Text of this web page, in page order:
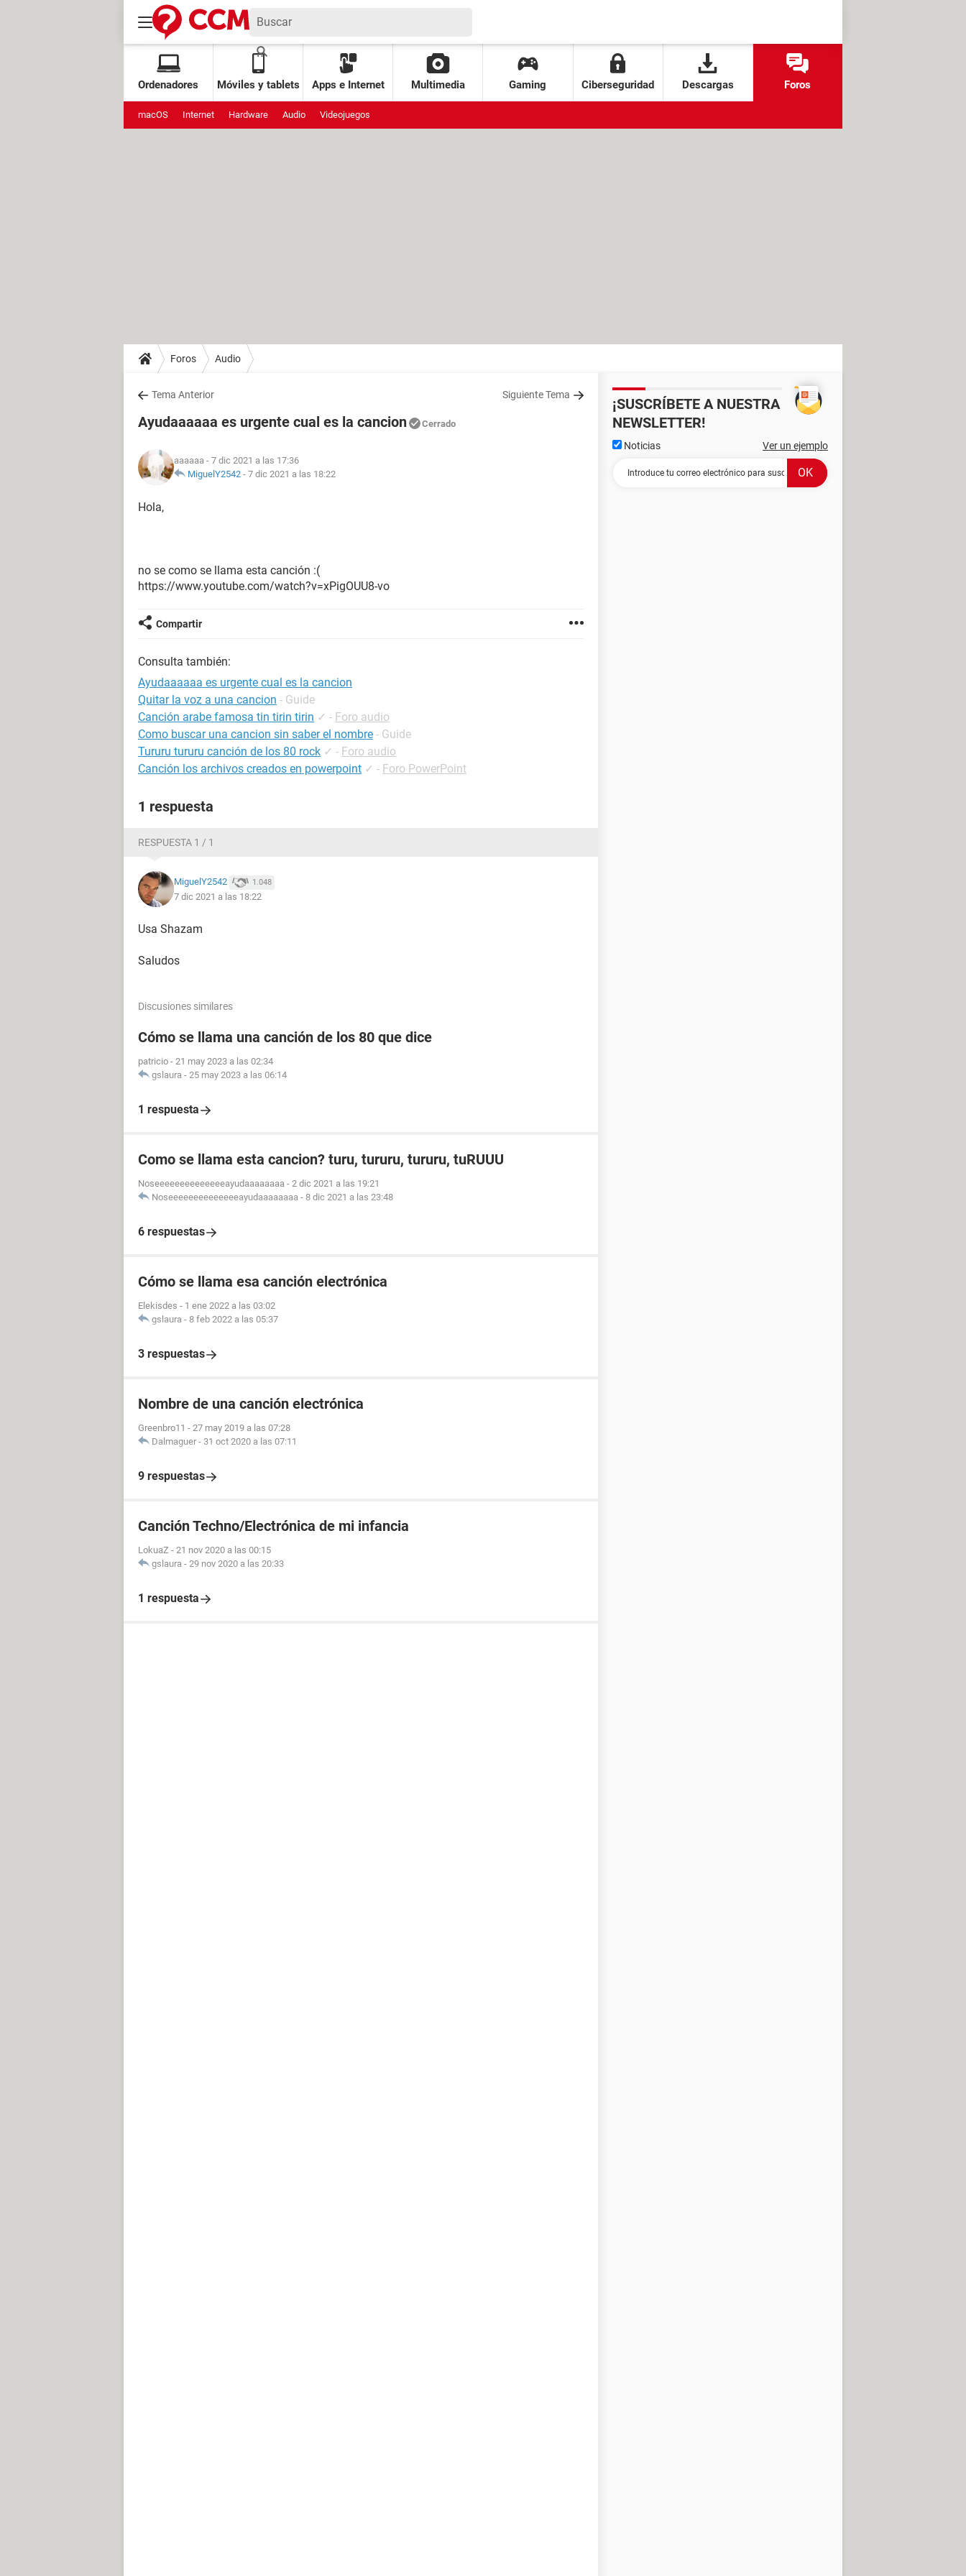
Ordenadores Móviles y tablets Apps e Internet Multimedia Gaming Ciberseguridad Descargas Foros
macOS Internet Hardware Audio Videojuegos
Foros Audio
Tema Anterior Siguiente Tema
Ayudaaaaaa es urgente cual es la cancion Cerrado
aaaaaa - 7 dic 2021 a las 17:36
MiguelY2542 - 7 dic 2021 a las 18:22
Hola,
no se como se llama esta canción :(
https://www.youtube.com/watch?v=xPigOUU8-vo
Compartir
Consulta también:
Ayudaaaaaa es urgente cual es la cancion
Quitar la voz a una cancion - Guide
Canción arabe famosa tin tirin tirin ✓ - Foro audio
Como buscar una cancion sin saber el nombre - Guide
Tururu tururu canción de los 80 rock ✓ - Foro audio
Canción los archivos creados en powerpoint ✓ - Foro PowerPoint
1 respuesta
RESPUESTA 1 / 1
MiguelY2542 1.048
7 dic 2021 a las 18:22
Usa Shazam
Saludos
Discusiones similares
Cómo se llama una canción de los 80 que dice
patricio - 21 may 2023 a las 02:34
gslaura - 25 may 2023 a las 06:14
1 respuesta
Como se llama esta cancion? turu, tururu, tururu, tuRUUU
Noseeeeeeeeeeeeeeayudaaaaaaaa - 2 dic 2021 a las 19:21
Noseeeeeeeeeeeeeeayudaaaaaaaa - 8 dic 2021 a las 23:48
6 respuestas
Cómo se llama esa canción electrónica
Elekisdes - 1 ene 2022 a las 03:02
gslaura - 8 feb 2022 a las 05:37
3 respuestas
Nombre de una canción electrónica
Greenbro11 - 27 may 2019 a las 07:28
Dalmaguer - 31 oct 2020 a las 07:11
9 respuestas
Canción Techno/Electrónica de mi infancia
LokuaZ - 21 nov 2020 a las 00:15
gslaura - 29 nov 2020 a las 20:33
1 respuesta
¡SUSCRÍBETE A NUESTRA
NEWSLETTER!
Noticias Ver un ejemplo